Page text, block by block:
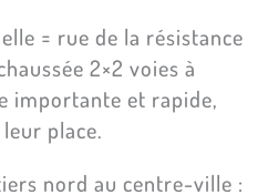
= rue de la résistance
2×2 voies à
importante et rapide,
place.
nord au centre-ville :